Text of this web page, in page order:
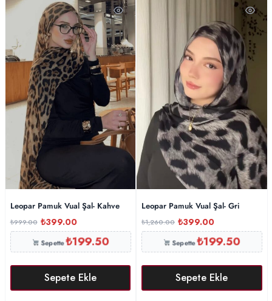
Leopar Pamuk Vual Şal- Kahve
₺999.00 ₺399.00
Sepette₺199.50
Sepete Ekle
Leopar Pamuk Vual Şal- Gri
₺1,260.00 ₺399.00
Sepette₺199.50
Sepete Ekle